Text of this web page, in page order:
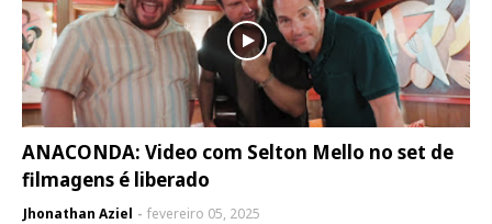
ANACONDA: Video com Selton Mello no set de
filmagens é liberado
Jhonathan Aziel fevereiro 05, 2025